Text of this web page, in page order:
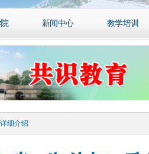
新闻中心 教学培训
详细介绍